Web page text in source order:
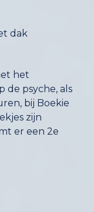
dak
het
psyche, als
bij Boekie
zijn
er een 2e